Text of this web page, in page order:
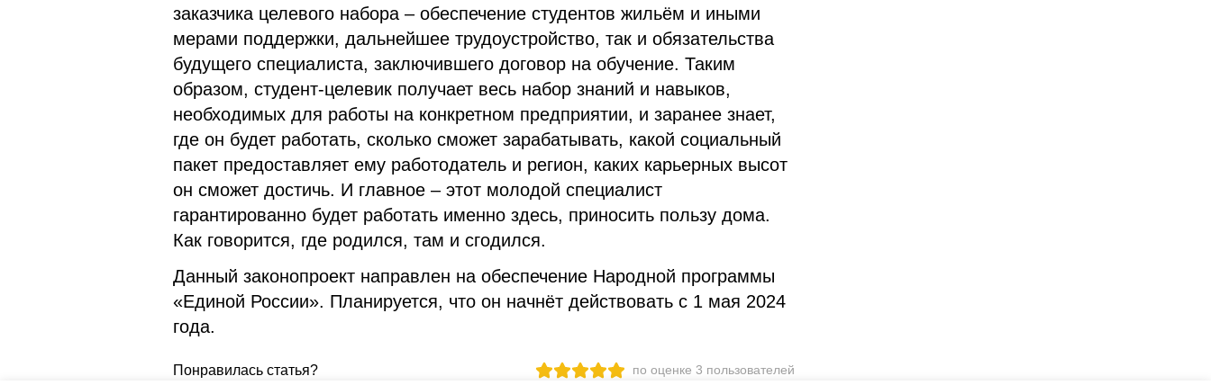
заказчика целевого набора – обеспечение студентов жильём и иными
мерами поддержки, дальнейшее трудоустройство, так и обязательства
будущего специалиста, заключившего договор на обучение. Таким
образом, студент-целевик получает весь набор знаний и навыков,
необходимых для работы на конкретном предприятии, и заранее знает,
где он будет работать, сколько сможет зарабатывать, какой социальный
пакет предоставляет ему работодатель и регион, каких карьерных высот
он сможет достичь. И главное – этот молодой специалист
гарантированно будет работать именно здесь, приносить пользу дома.
Как говорится, где родился, там и сгодился.
Данный законопроект направлен на обеспечение Народной программы
«Единой России». Планируется, что он начнёт действовать с 1 мая 2024
года.
Понравилась статья? по оценке 3 пользователей